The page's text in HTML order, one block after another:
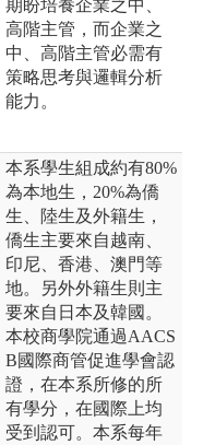
期盼培養企業之中、
高階主管，而企業之
中、高階主管必需有
策略思考與邏輯分析
能力。
本系學生組成約有80%
為本地生，20%為僑
生、陸生及外籍生，
僑生主要來自越南、
印尼、香港、澳門等
地。另外外籍生則主
要來自日本及韓國。
本校商學院通過AACS
B國際商管促進學會認
證，在本系所修的所
有學分，在國際上均
受到認可。本系每年